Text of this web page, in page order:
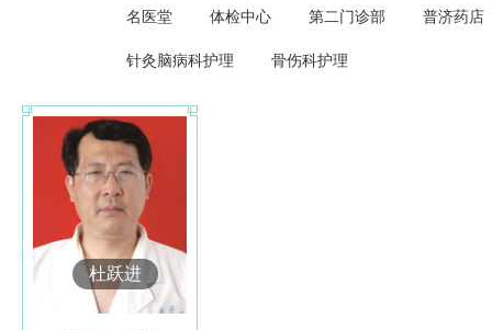
名医堂 体检中心 第二门诊部 普济药店
针灸脑病科护理 骨伤科护理
杜跃进